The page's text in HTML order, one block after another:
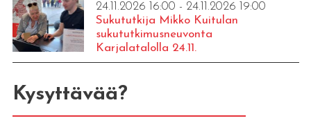
24.11.2026 16:00 - 24.11.2026 19:00
Sukututkija Mikko Kuitulan
sukututkimusneuvonta
Karjalatalolla 24.11.
Kysyttävää?